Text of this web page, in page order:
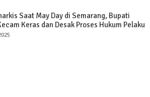
Saat May Day di Semarang, Bupati
Keras dan Desak Proses Hukum Pelaku